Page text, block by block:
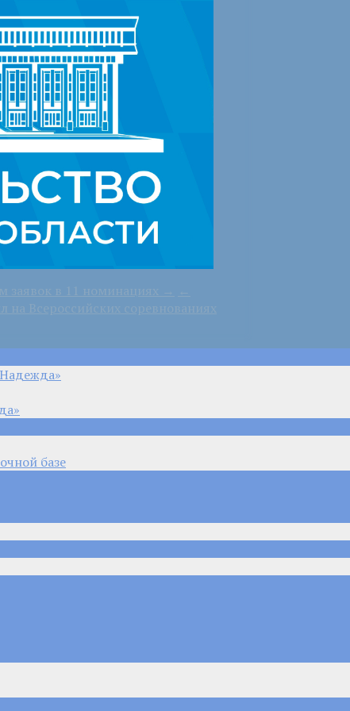
заявок в 11 номинациях → ←
Всероссийских соревнованиях
базе